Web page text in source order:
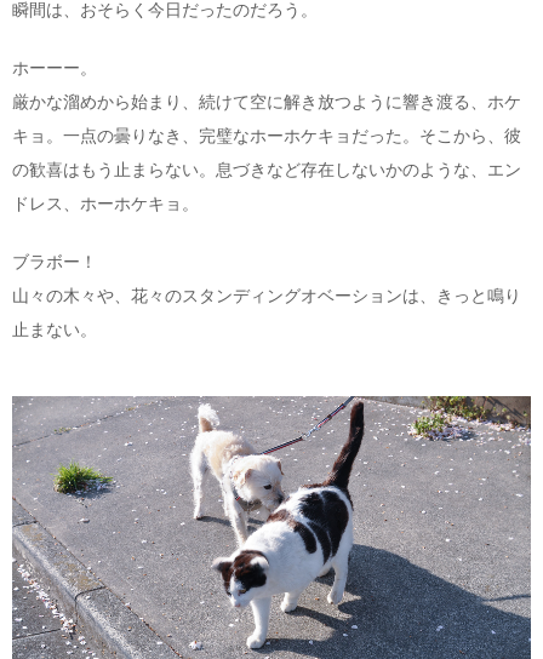
瞬間は、おそらく今日だったのだろう。
ホーーー。
厳かな溜めから始まり、続けて空に解き放つように響き渡る、ホケ
キョ。一点の曇りなき、完璧なホーホケキョだった。そこから、彼
の歓喜はもう止まらない。息づきなど存在しないかのような、エン
ドレス、ホーホケキョ。
ブラボー！
山々の木々や、花々のスタンディングオベーションは、きっと鳴り
止まない。